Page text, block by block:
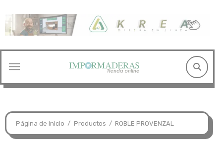
contenido
Página de inicio Productos ROBLE PROVENZAL